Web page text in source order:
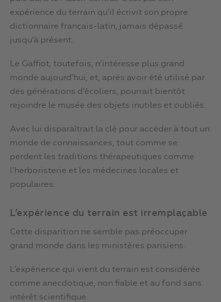
expérience du terrain qu’il écrivit son propre
dictionnaire français-latin, jamais dépassé
jusqu’à présent.
Le Gaffiot, toutefois, n’intéresse plus grand
monde aujourd’hui, et, après avoir été utilisé par
des générations d’écoliers, pourrait bientôt
rejoindre le musée des objets inutiles et oubliés.
Avec lui disparaîtrait la clé pour accéder à tout un
monde de connaissances, tout comme se
perdent les traditions thérapeutiques comme
l’herboristerie et les médecines locales et
populaires.
L’expérience du terrain est irremplaçable
Cette disparition ne semble pas préoccuper
grand monde dans les ministères parisiens.
L’expérience qui vient du terrain est considérée
comme anecdotique, non fiable et au fond sans
intérêt scientifique.